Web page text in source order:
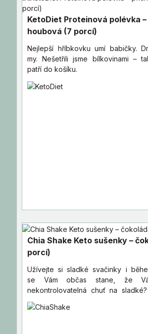
KetoDiet Proteinová polévka
houbová (7 porcí)
Nejlepší hříbkovku umí babičky.
my. Nešetřili jsme bílkovinami –
patří do košíku.
Chia Shake Keto sušenky –
porcí)
Užívejte si sladké svačinky i
se Vám občas stane, že
nekontrolovatelná chuť na
zrovna pracujete na své…